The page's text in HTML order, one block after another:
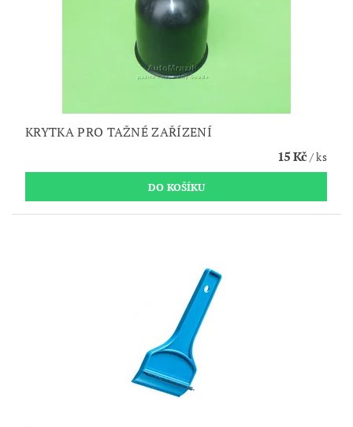
KRYTKA PRO TAŽNÉ ZAŘÍZENÍ
15 Kč/ ks